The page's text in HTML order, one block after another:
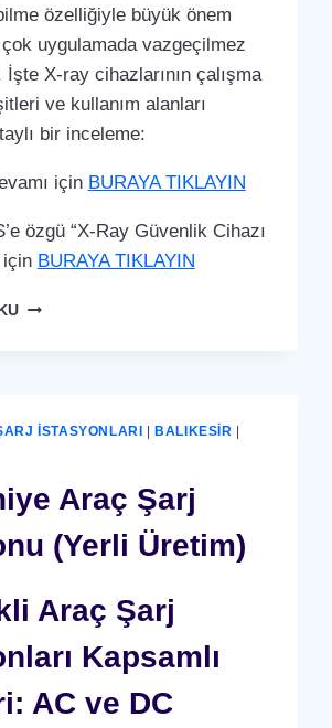
özelliğiyle büyük önem
uygulamada vazgeçilmez
X-ray cihazlarının çalışma
ve kullanım alanları
bir inceleme:
için BURAYA TIKLAYIN
özgü “X-Ray Güvenlik Cihazı
için BURAYA TIKLAYIN
BURHANIYE
İSTASYONLARI BALIKESIR
Araç Şarj
(Yerli Üretim)
Araç Şarj
Kapsamlı
AC ve DC